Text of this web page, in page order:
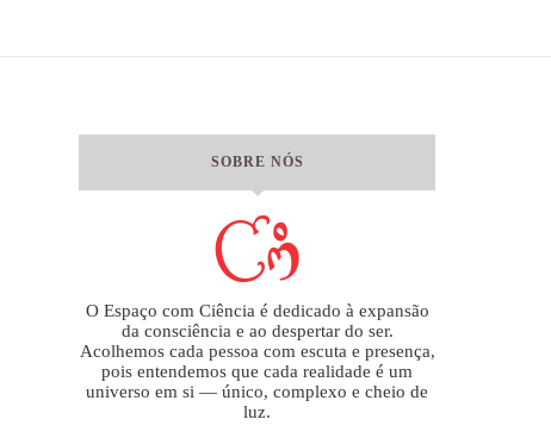
SOBRE NÓS
O Espaço com Ciência é dedicado à expansão
da consciência e ao despertar do ser.
Acolhemos cada pessoa com escuta e presença,
pois entendemos que cada realidade é um
universo em si — único, complexo e cheio de
luz.